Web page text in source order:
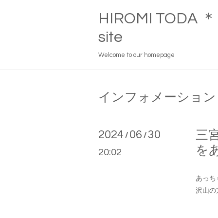
HIROMI TODA
site
Welcome to our homepage
インフォメーション
2024 / 06 /30
20:02
三
を
あっち
沢山の